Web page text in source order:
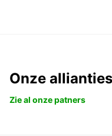
Onze allianties
Zie al onze patners